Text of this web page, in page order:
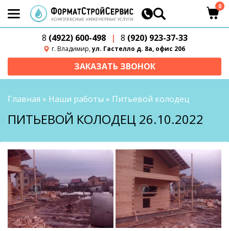
8 (4922) 600-498 | 8 (920) 923-37-33
г. Владимир,ул. Гастелло д. 8а, офис 206
0
ЗАКАЗАТЬ ЗВОНОК
Главная » Наши работы » Питьевой колодец
ПИТЬЕВОЙ КОЛОДЕЦ 26.10.2022